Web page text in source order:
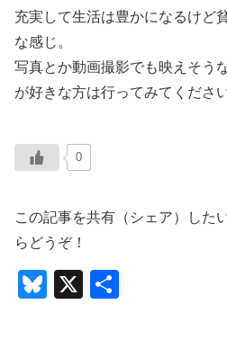
充実して生活は豊かになるけど
な感じ。
写真とか動画撮影でも映えそう
が好きな方は行ってみてください
0
この記事を共有（シェア）した
らどうぞ！
Bl
X